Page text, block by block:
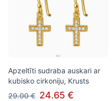
Apzeltīti sudraba auskari ar
kubisko cirkoniju, Krusts
29.00 € 24.65 €